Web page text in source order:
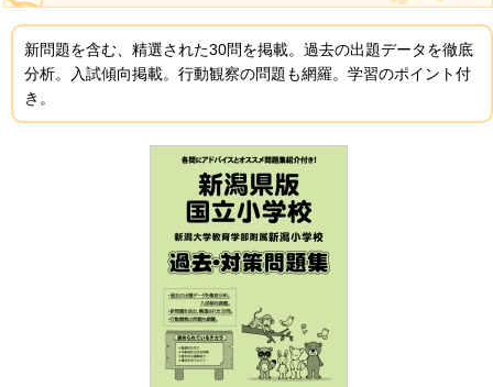
新問題を含む、精選された30問を掲載。過去の出題データを徹底
分析。入試傾向掲載。行動観察の問題も網羅。学習のポイント付
き。